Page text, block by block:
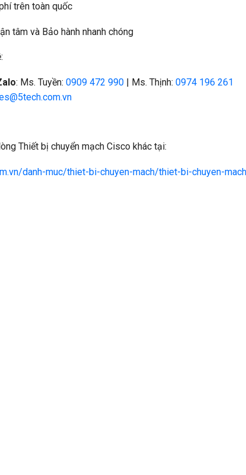
trên toàn quốc
tâm và Bảo hành nhanh chóng
: Ms. Tuyền: 0909 472 990 | Ms. Thịnh: 0974 196 261
Thiết bị chuyển mạch Cisco khác tại:
danh-muc/thiet-bi-chuyen-mach/thiet-bi-chuyen-